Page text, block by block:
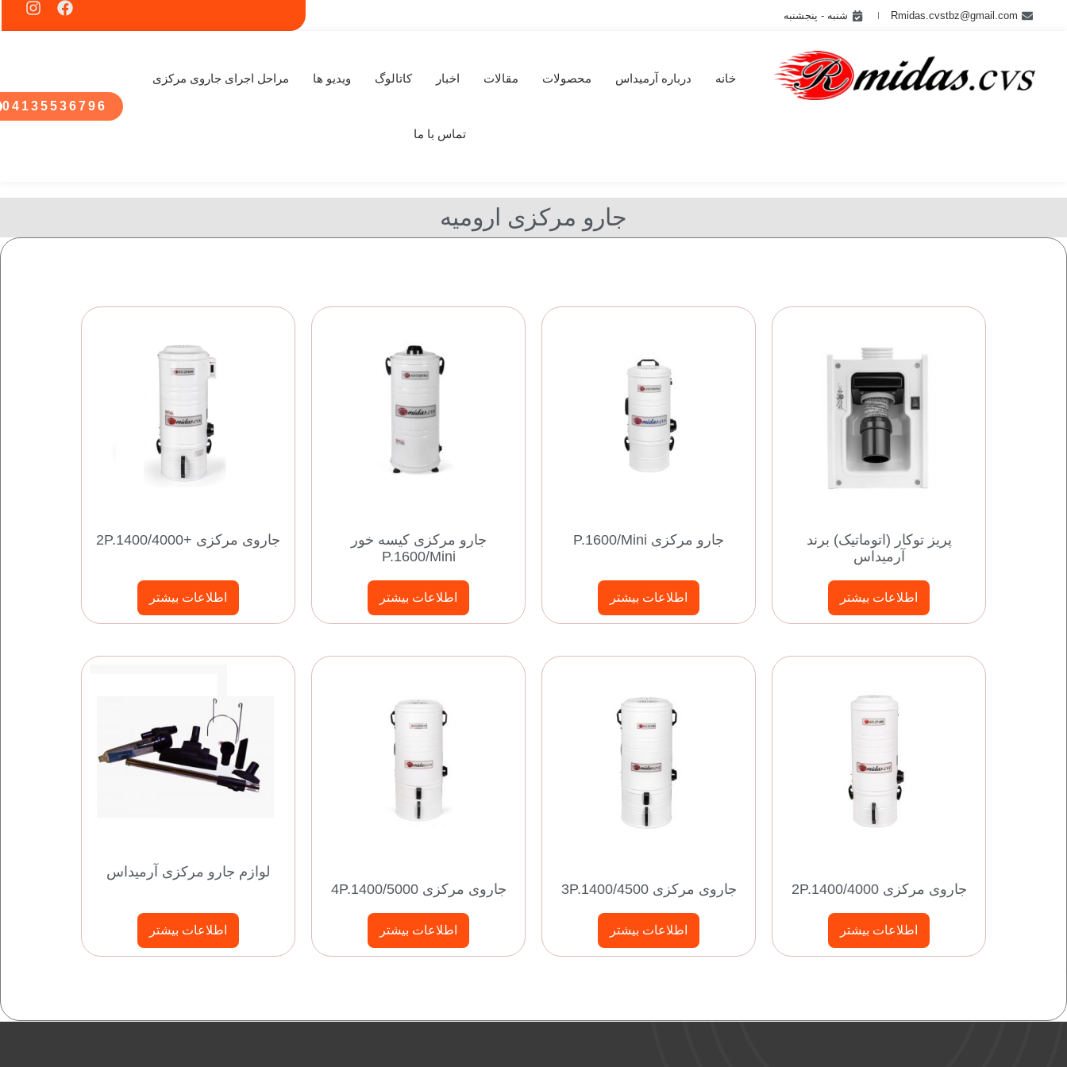
Rmidas.cvstbz@gmail.com شنبه - پنجشنبه
خانه درباره آرمیداس محصولات مقالات اخبار کاتالوگ ویدیو ها مراحل اجرای جاروی مرکزی
تماس با ما
04135536796
جارو مرکزی ارومیه
پریز توکار (اتوماتیک) برند
آرمیداس
اطلاعات بیشتر
جارو مرکزی P.1600/Mini
اطلاعات بیشتر
جارو مرکزی کیسه خور
P.1600/Mini
اطلاعات بیشتر
جاروی مرکزی +2P.1400/4000
اطلاعات بیشتر
جاروی مرکزی 2P.1400/4000
اطلاعات بیشتر
جاروی مرکزی 3P.1400/4500
اطلاعات بیشتر
جاروی مرکزی 4P.1400/5000
اطلاعات بیشتر
لوازم جارو مرکزی آرمیداس
اطلاعات بیشتر